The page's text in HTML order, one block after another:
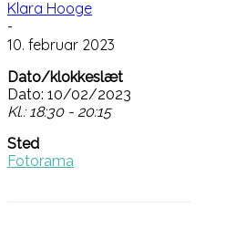
Klara Hooge
-
10. februar 2023
Dato/klokkeslæt
Dato: 10/02/2023
Kl.: 18:30 - 20:15
Sted
Fotorama